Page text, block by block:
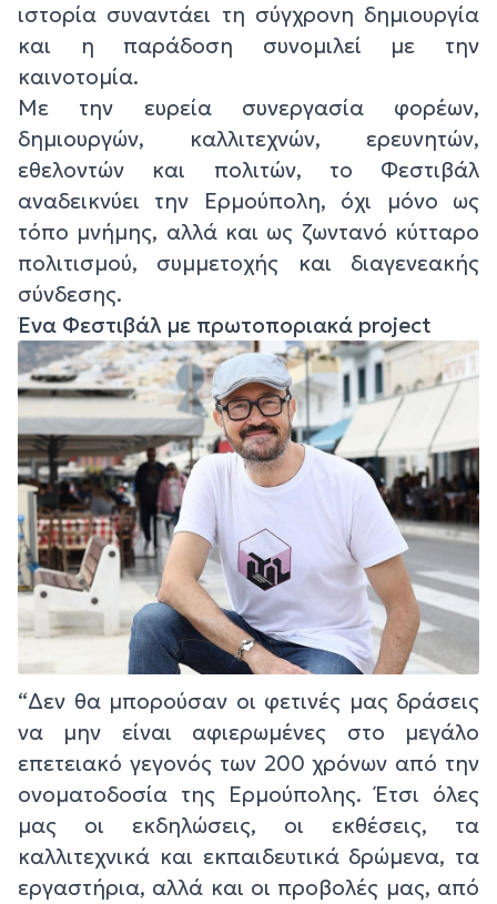
ιστορία συναντάει τη σύγχρονη δημιουργία
και η παράδοση συνομιλεί με την
καινοτομία.
Με την ευρεία συνεργασία φορέων,
δημιουργών, καλλιτεχνών, ερευνητών,
εθελοντών και πολιτών, το Φεστιβάλ
αναδεικνύει την Ερμούπολη, όχι μόνο ως
τόπο μνήμης, αλλά και ως ζωντανό κύτταρο
πολιτισμού, συμμετοχής και διαγενεακής
σύνδεσης.
Ένα Φεστιβάλ με πρωτοποριακά project
“Δεν θα μπορούσαν οι φετινές μας δράσεις
να μην είναι αφιερωμένες στο μεγάλο
επετειακό γεγονός των 200 χρόνων από την
ονοματοδοσία της Ερμούπολης. Έτσι όλες
μας οι εκδηλώσεις, οι εκθέσεις, τα
καλλιτεχνικά και εκπαιδευτικά δρώμενα, τα
εργαστήρια, αλλά και οι προβολές μας, από